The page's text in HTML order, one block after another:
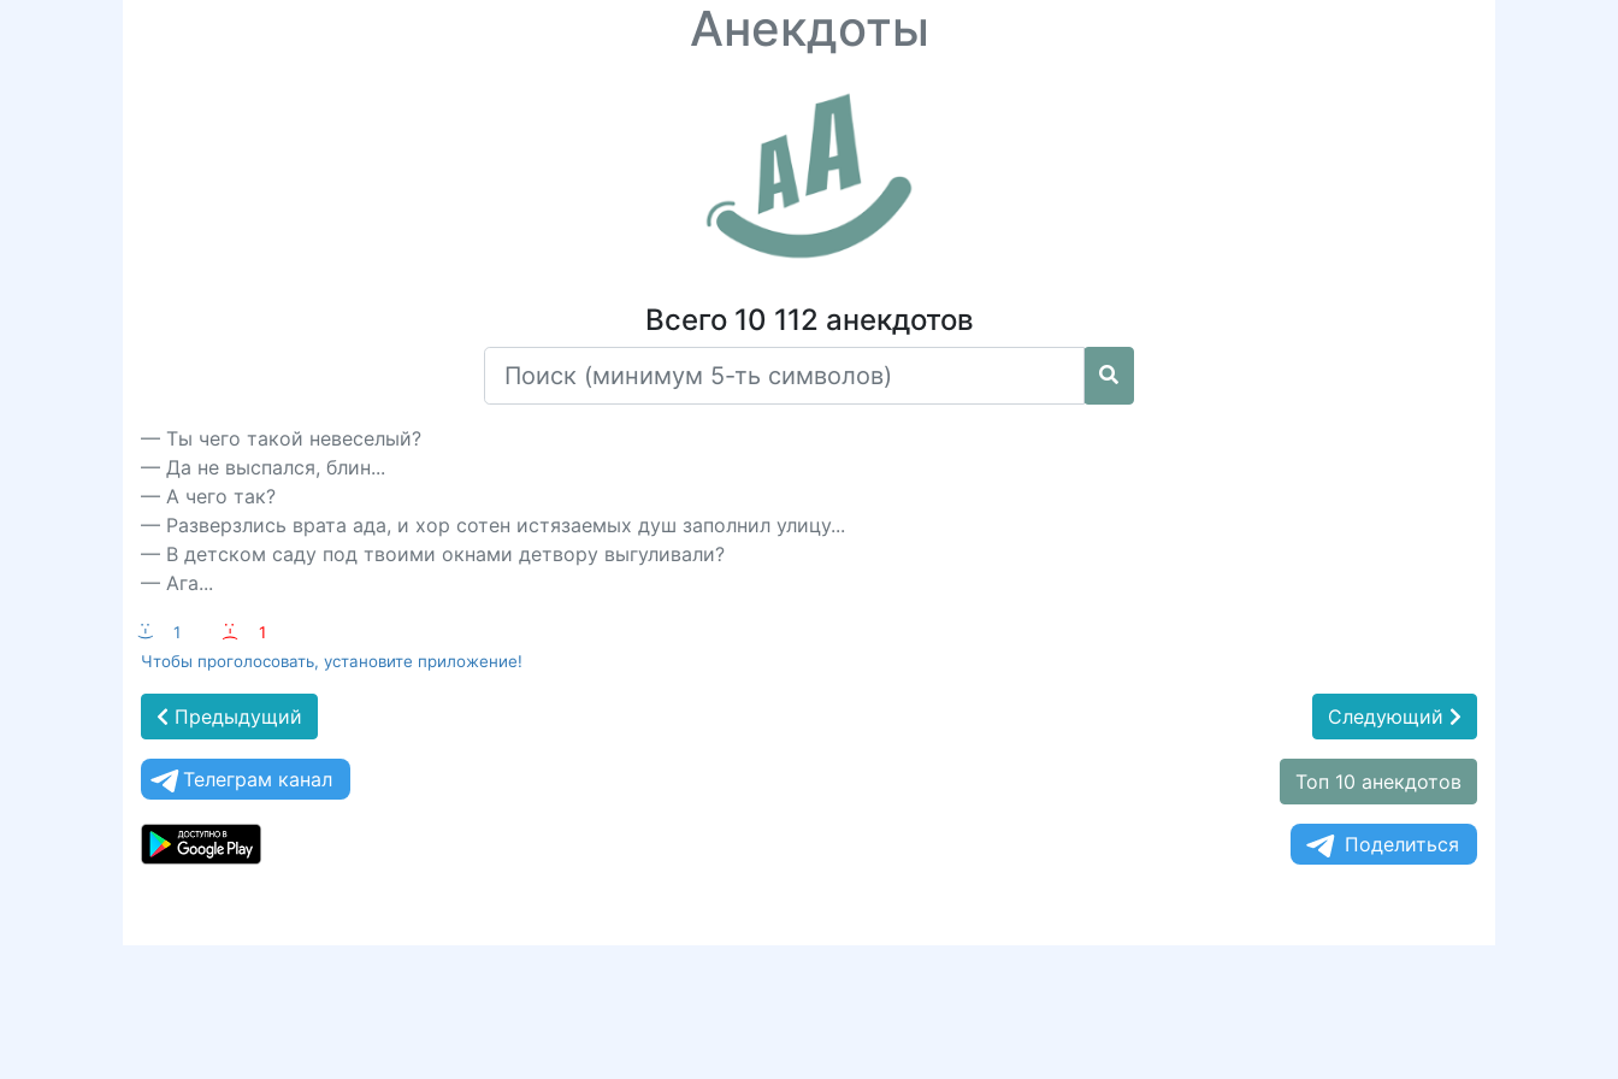
Анекдоты
Всего 10 112 анекдотов
— Ты чего такой невеселый?
— Да не выспался, блин...
— А чего так?
— Разверзлись врата ада, и хор сотен истязаемых душ заполнил улицу...
— В детском саду под твоими окнами детвору выгуливали?
— Ага...
:-) 1 :-(
1
Чтобы проголосовать, установите приложение!
Предыдущий Следующий
Телеграм канал Топ 10 анекдотов
Поделиться